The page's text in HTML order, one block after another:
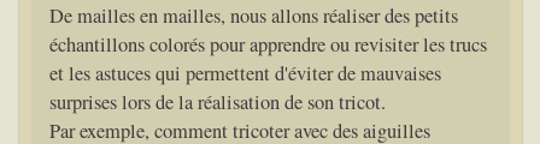
De mailles en mailles, nous allons réaliser des petits
échantillons colorés pour apprendre ou revisiter les trucs
et les astuces qui permettent d'éviter de mauvaises
surprises lors de la réalisation de son tricot.
Par exemple, comment tricoter avec des aiguilles